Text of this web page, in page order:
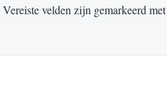
Vereiste velden zijn gemarkeerd